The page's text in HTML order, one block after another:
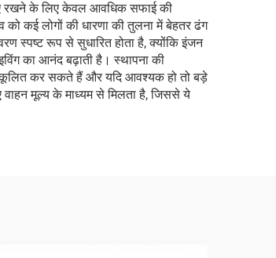
रखने के लिए केवल आवधिक सफाई की
कई लोगों की धारणा की तुलना में बेहतर ढंग
स्पष्ट रूप से सुधारित होता है, क्योंकि इंजन
का आनंद बढ़ाती है। स्थापना की
कर सकते हैं और यदि आवश्यक हो तो बड़े
वाहन मूल्य के माध्यम से मिलता है, जिससे ये